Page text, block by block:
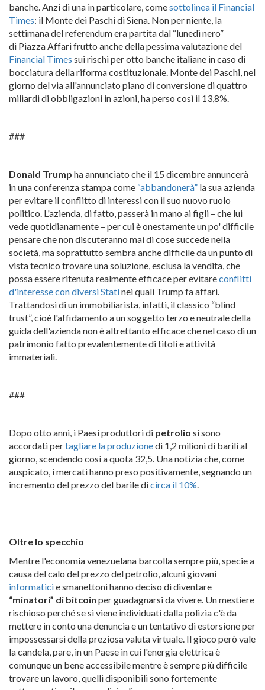
banche. Anzi di una in particolare, comesottolinea il Financial
Times: il Monte dei Paschi di Siena. Non per niente, la
settimana del referendum era partita dal “lunedì nero”
di Piazza Affari frutto anche della pessima valutazione del
Financial Times sui rischi per otto banche italiane in caso di
bocciatura della riforma costituzionale. Monte dei Paschi, nel
giorno del via all'annunciato piano di conversione di quattro
miliardi di obbligazioni in azioni, ha perso così il 13,8%.
###
Donald Trump ha annunciato che il 15 dicembre annuncerà
in una conferenza stampa come “abbandonerà” la sua azienda
per evitare il conflitto di interessi con il suo nuovo ruolo
politico. L'azienda, di fatto, passerà in mano ai figli – che lui
vede quotidianamente – per cui è onestamente un po' difficile
pensare che non discuteranno mai di cose succede nella
società, ma soprattutto sembra anche difficile da un punto di
vista tecnico trovare una soluzione, esclusa la vendita, che
possa essere ritenuta realmente efficace per evitareconflitti
d'interesse con diversi Statinei quali Trump fa affari.
Trattandosi di un immobiliarista, infatti, il classico “blind
trust”, cioè l'affidamento a un soggetto terzo e neutrale della
guida dell'azienda non è altrettanto efficace che nel caso di un
patrimonio fatto prevalentemente di titoli e attività
immateriali.
###
Dopo otto anni, i Paesi produttori di petrolio si sono
accordati pertagliare la produzionedi 1,2 milioni di barili al
giorno, scendendo così a quota 32,5. Una notizia che, come
auspicato, i mercati hanno preso positivamente, segnando un
incremento del prezzo del barile dicirca il 10%
Oltre lo specchio
Mentre l'economia venezuelana barcolla sempre più, specie a
causa del calo del prezzo del petrolio, alcuni giovani
informaticie smanettoni hanno deciso di diventare
“minatori” di bitcoin per guadagnarsi da vivere. Un mestiere
rischioso perché se si viene individuati dalla polizia c'è da
mettere in conto una denuncia e un tentativo di estorsione per
impossessarsi della preziosa valuta virtuale. Il gioco però vale
la candela, pare, in un Paese in cui l'energia elettrica è
comunque un bene accessibile mentre è sempre più difficile
trovare un lavoro, quelli disponibili sono fortemente